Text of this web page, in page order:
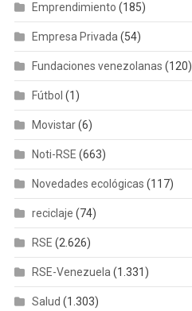
Emprendimiento (185)
Empresa Privada(54)
Fundaciones venezolanas (120)
Fútbol (1)
Movistar(6)
Noti-RSE (663)
Novedades ecológicas (117)
reciclaje (74)
RSE (2.626)
RSE-Venezuela(1.331)
Salud (1.303)